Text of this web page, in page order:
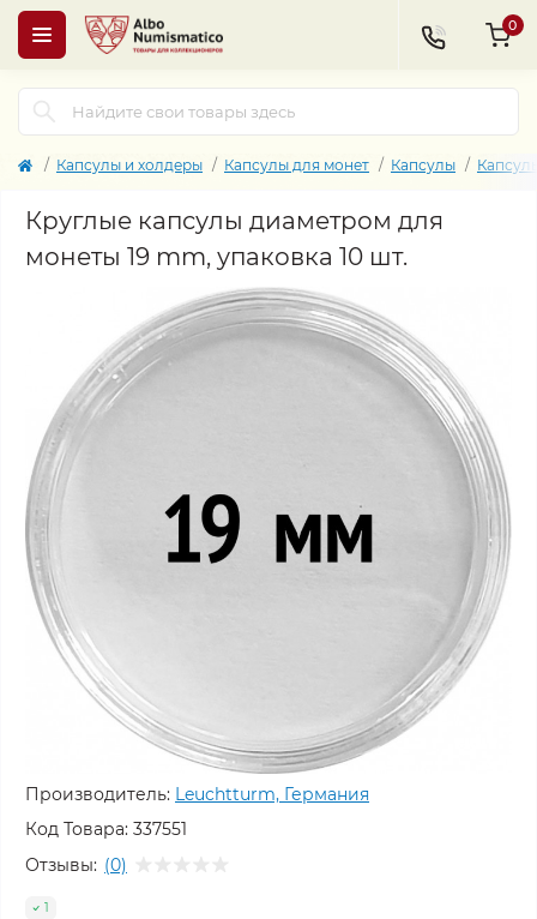
0
Капсулы и холдеры Капсулы для монет Капсулы
Круглые капсулы диаметром для
монеты 19 mm, упаковка 10 шт.
Производитель: Leuchtturm, Германия
Код Товара: 337551
Отзывы: (0)
1